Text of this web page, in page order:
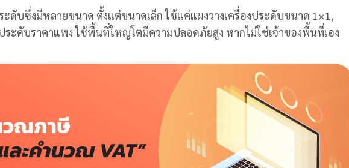
ะดับซึ่งมีหลายขนาด ตั้งแต่ขนาดเล็ก ใช้แค่แผงวางเครื่องประดับขนาด 1×1,
ประดับราคาแพง ใช้พื้นที่ใหญ่โตมีความปลอดภัยสูง หากไม่ใช่เจ้าของพื้นที่เอง